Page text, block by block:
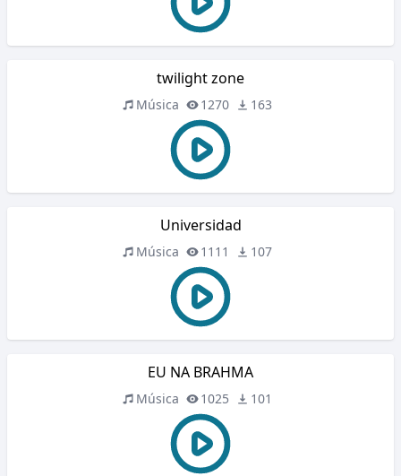
twilight zone
Música 1270 163
Universidad
Música 1111 107
EU NA BRAHMA
Música 1025 101